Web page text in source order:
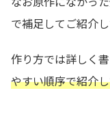
で補足してご紹介し
作り方では詳しく
やすい順序で紹介